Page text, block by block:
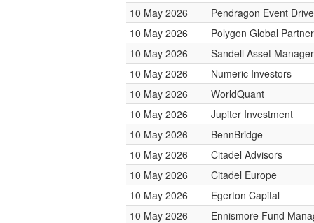
10 May 2026
Pendragon Event
10 May 2026
Polygon Global
10 May 2026
Sandell Asset
10 May 2026
Numeric Investors
10 May 2026
WorldQuant
10 May 2026
Jupiter Investment
10 May 2026
BennBridge
10 May 2026
Citadel Advisors
10 May 2026
Citadel Europe
10 May 2026
Egerton Capital
10 May 2026
Ennismore Fund